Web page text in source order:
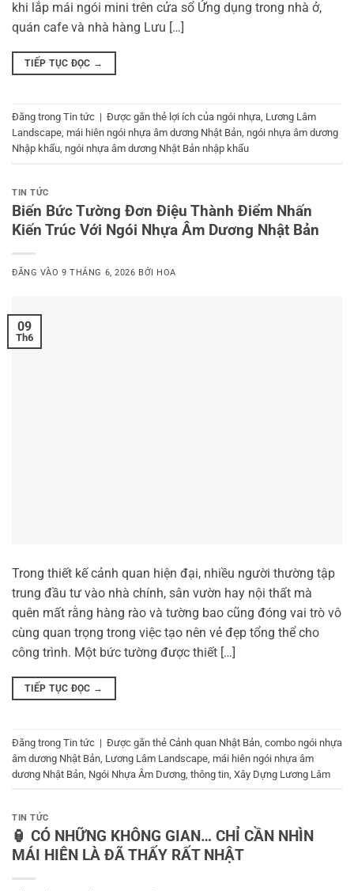
khi lắp mái ngói mini trên cửa sổ Ứng dụng trong nhà ở,
quán cafe và nhà hàng Lưu […]
TIẾP TỤC ĐỌC →
Đăng trong Tin tức | Được gắn thẻ lợi ích của ngói nhựa, Lương Lâm
Landscape, mái hiên ngói nhựa âm dương Nhật Bản, ngói nhựa âm dương
Nhập khẩu, ngói nhựa âm dương Nhật Bản nhập khẩu
TIN TỨC
Biến Bức Tường Đơn Điệu Thành Điểm Nhấn
Kiến Trúc Với Ngói Nhựa Âm Dương Nhật Bản
ĐĂNG VÀO9 THÁNG 6, 2026 BỞI HOA
09
Th6
Trong thiết kế cảnh quan hiện đại, nhiều người thường tập
trung đầu tư vào nhà chính, sân vườn hay nội thất mà
quên mất rằng hàng rào và tường bao cũng đóng vai trò vô
cùng quan trọng trong việc tạo nên vẻ đẹp tổng thể cho
công trình. Một bức tường được thiết […]
TIẾP TỤC ĐỌC →
Đăng trong Tin tức | Được gắn thẻ Cảnh quan Nhật Bản combo ngói nhựa
âm dương Nhật Bản Lương Lâm Landscape mái hiên ngói nhựa âm
dương Nhật Bản Ngói Nhựa Âm Dương thông tin Xây Dựng Lương Lâm
TIN TỨC
🏮 CÓ NHỮNG KHÔNG GIAN… CHỈ CẦN NHÌN
MÁI HIÊN LÀ ĐÃ THẤY RẤT NHẬT